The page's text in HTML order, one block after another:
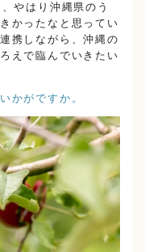
やはり沖縄県のう
かったなと思ってい
携しながら、沖縄の
えで臨んでいきたい
かがですか。